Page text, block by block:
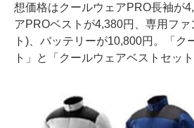
想価格はクールウェアPRO長袖が
アPROベストが4,380円、専用ファ
ト)、バッテリーが10,800円。「ク
ト」と「クールウェアベストセッ